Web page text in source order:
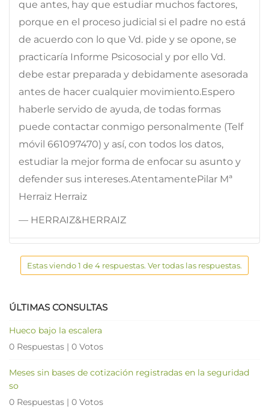
que antes, hay que estudiar muchos factores,
porque en el proceso judicial si el padre no está
de acuerdo con lo que Vd. pide y se opone, se
practicaría Informe Psicosocial y por ello Vd.
debe estar preparada y debidamente asesorada
antes de hacer cualquier movimiento.Espero
haberle servido de ayuda, de todas formas
puede contactar conmigo personalmente (Telf
móvil 661097470) y así, con todos los datos,
estudiar la mejor forma de enfocar su asunto y
defender sus intereses.AtentamentePilar Mª
Herraiz Herraiz
— HERRAIZ&HERRAIZ
Estas viendo 1 de 4 respuestas. Ver todas las respuestas.
ÚLTIMAS CONSULTAS
Hueco bajo la escalera
0 Respuestas | 0 Votos
Meses sin bases de cotización registradas en la seguridad
so
0 Respuestas | 0 Votos